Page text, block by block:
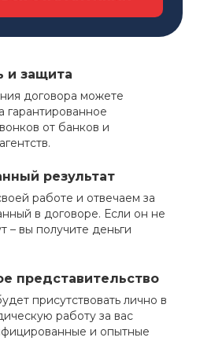
на такой
признание собственного
и защита
договора можете
гарантированное
от банков и
результат
работе и отвечаем за
в договоре. Если он не
– вы получите деньги
представительство
присутствовать лично в
работу за вас
и опытные